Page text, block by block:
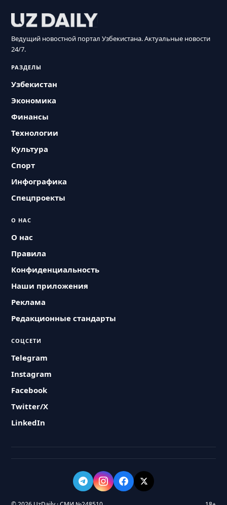
Ведущий новостной портал Узбекистана. Актуальные новости
24/7.
РАЗДЕЛЫ
Узбекистан
Экономика
Финансы
Технологии
Культура
Спорт
Инфографика
Спецпроекты
О НАС
О нас
Правила
Конфиденциальность
Наши приложения
Реклама
Редакционные стандарты
СОЦСЕТИ
Telegram
Instagram
Facebook
Twitter/X
LinkedIn